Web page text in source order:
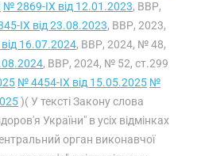
№ 2869-IX від 12.01.2023, ВВР,
IX від 23.08.2023, ВВР, 2023,
16.07.2024, ВВР, 2024, № 48,
, ВВР, 2024, № 52, ст.299
№ 4454-IX від 15.05.2025 №
)( У тексті Закону слова
України" в усіх відмінках
орган виконавчої